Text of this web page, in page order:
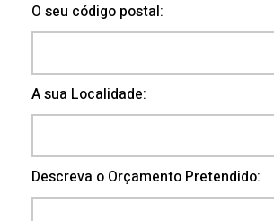
O seu código postal:
A sua Localidade:
Descreva o Orçamento Pretendido: